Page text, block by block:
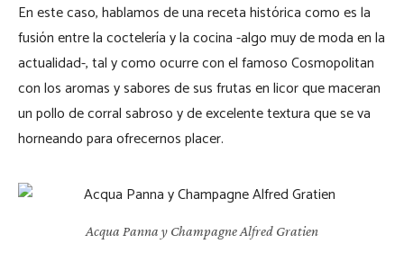
En este caso, hablamos de una receta histórica como es la
fusión entre la coctelería y la cocina -algo muy de moda en la
actualidad-, tal y como ocurre con el famoso Cosmopolitan
con los aromas y sabores de sus frutas en licor que maceran
un pollo de corral sabroso y de excelente textura que se va
horneando para ofrecernos placer.
Acqua Panna y Champagne Alfred Gratien